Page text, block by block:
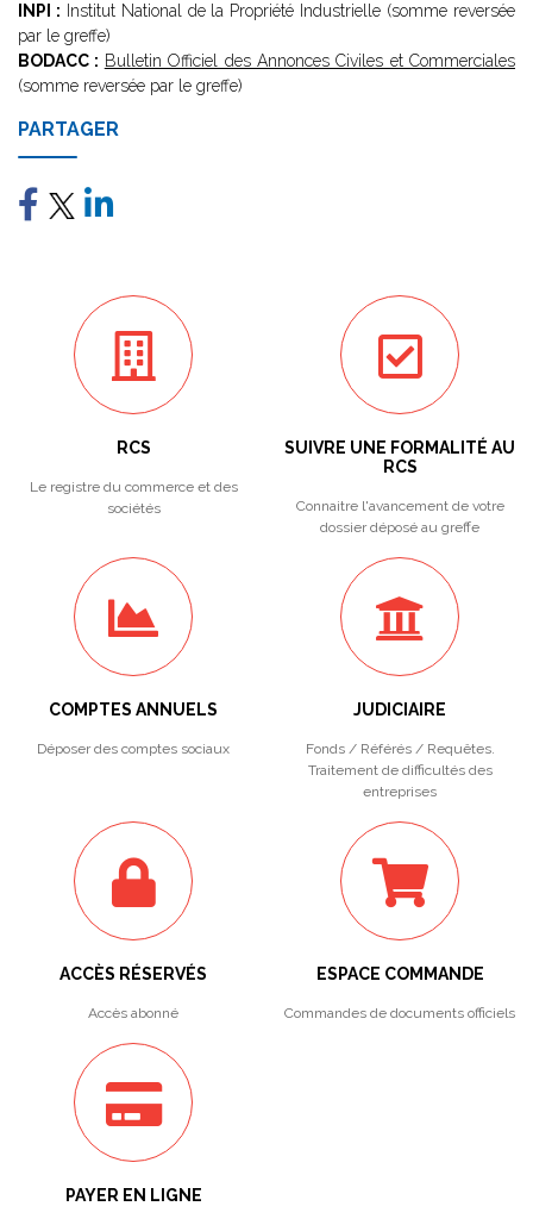
INPI : Institut National de la Propriété Industrielle (somme reversée
par le greffe)
BODACC : Bulletin Officiel des Annonces Civiles et Commerciales
(somme reversée par le greffe)
PARTAGER
RCS
Le registre du commerce et des
sociétés
SUIVRE UNE FORMALITÉ AU
RCS
Connaitre l'avancement de votre
dossier déposé au greffe
COMPTES ANNUELS
Déposer des comptes sociaux
JUDICIAIRE
Fonds / Référés / Requêtes.
Traitement de difficultés des
entreprises
ACCÈS RÉSERVÉS
Accès abonné
ESPACE COMMANDE
Commandes de documents officiels
PAYER EN LIGNE